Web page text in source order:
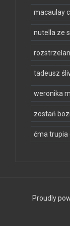
macaulay
nutella ze
tadeusz
weronika
zostań
ćma trupia
Proudly